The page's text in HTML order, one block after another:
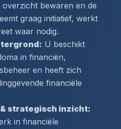
bewaren en de
graag initiatief, werkt
waar nodig.
U beschikt
in financiën,
en heeft zich
financiële
strategisch inzicht:
in financiële